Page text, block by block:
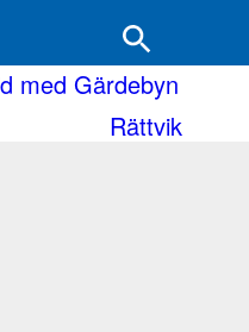
i Landa
Kristinehamn